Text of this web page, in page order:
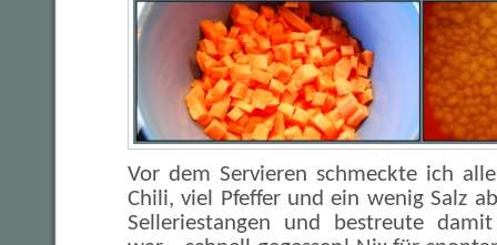
Vor dem Servieren schmeckte ich
Chili, viel Pfeffer und ein wenig Salz
Selleriestangen und bestreute